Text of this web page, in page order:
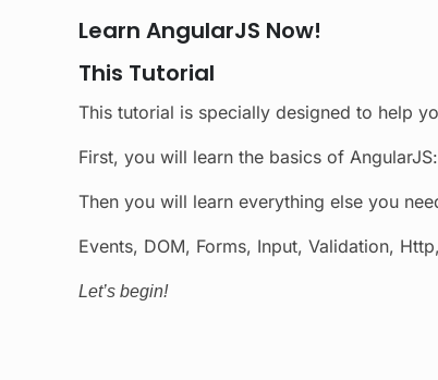
Learn AngularJS Now!
This Tutorial
This tutorial is specially designed to help
First, you will learn the basics of
Then you will learn everything else you
Events, DOM, Forms, Input, Validation,
Let’s begin!